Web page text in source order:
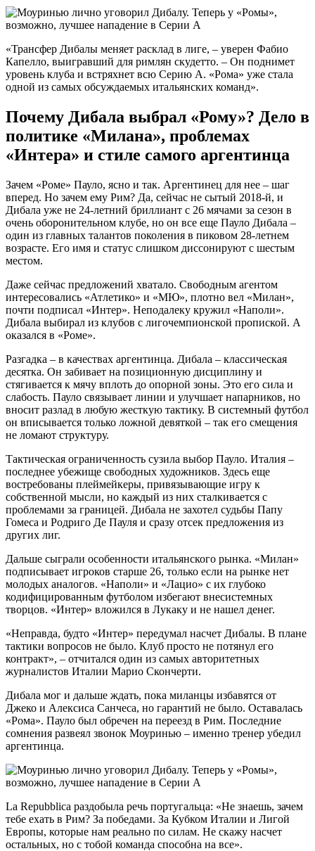
«Трансфер Дибалы меняет расклад в лиге, – уверен Фабио
Капелло, выигравший для римлян скудетто. – Он поднимет
уровень клуба и встряхнет всю Серию А. «Рома» уже стала
одной из самых обсуждаемых итальянских команд».
Почему Дибала выбрал «Рому»? Дело в
политике «Милана», проблемах
«Интера» и стиле самого аргентинца
Зачем «Роме» Пауло, ясно и так. Аргентинец для нее – шаг
вперед. Но зачем ему Рим? Да, сейчас не сытый 2018-й, и
Дибала уже не 24-летний бриллиант с 26 мячами за сезон в
очень оборонительном клубе, но он все еще Пауло Дибала –
один из главных талантов поколения в пиковом 28-летнем
возрасте. Его имя и статус слишком диссонируют с шестым
местом.
Даже сейчас предложений хватало. Свободным агентом
интересовались «Атлетико» и «МЮ», плотно вел «Милан»,
почти подписал «Интер». Неподалеку кружил «Наполи».
Дибала выбирал из клубов с лигочемпионской пропиской. А
оказался в «Роме».
Разгадка – в качествах аргентинца. Дибала – классическая
десятка. Он забивает на позиционную дисциплину и
стягивается к мячу вплоть до опорной зоны. Это его сила и
слабость. Пауло связывает линии и улучшает напарников, но
вносит разлад в любую жесткую тактику. В системный футбол
он вписывается только ложной девяткой – так его смещения
не ломают структуру.
Тактическая ограниченность сузила выбор Пауло. Италия –
последнее убежище свободных художников. Здесь еще
востребованы плеймейкеры, привязывающие игру к
собственной мысли, но каждый из них сталкивается с
проблемами за границей. Дибала не захотел судьбы Папу
Гомеса и Родриго Де Пауля и сразу отсек предложения из
других лиг.
Дальше сыграли особенности итальянского рынка. «Милан»
подписывает игроков старше 26, только если на рынке нет
молодых аналогов. «Наполи» и «Лацио» с их глубоко
кодифицированным футболом избегают внесистемных
творцов. «Интер» вложился в Лукаку и не нашел денег.
«Неправда, будто «Интер» передумал насчет Дибалы. В плане
тактики вопросов не было. Клуб просто не потянул его
контракт», – отчитался один из самых авторитетных
журналистов Италии Марио Скончерти.
Дибала мог и дальше ждать, пока миланцы избавятся от
Джеко и Алексиса Санчеса, но гарантий не было. Оставалась
«Рома». Пауло был обречен на переезд в Рим. Последние
сомнения развеял звонок Моуринью – именно тренер убедил
аргентинца.
La Repubblica раздобыла речь португальца: «Не знаешь, зачем
тебе ехать в Рим? За победами. За Кубком Италии и Лигой
Европы, которые нам реально по силам. Не скажу насчет
остальных, но с тобой команда способна на все».